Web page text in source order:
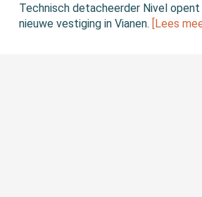
Technisch detacheerder Nivel opent
nieuwe vestiging in Vianen. [Lees